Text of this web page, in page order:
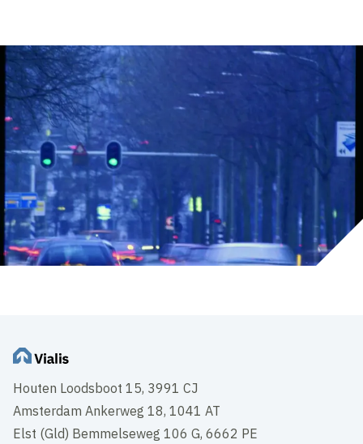
Houten Loodsboot 15, 3991 CJ
Amsterdam Ankerweg 18, 1041 AT
Elst (Gld) Bemmelseweg 106 G, 6662 PE